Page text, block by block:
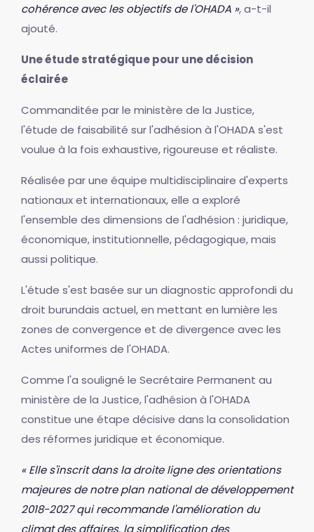
cohérence avec les objectifs de l'OHADA », a-t-il
ajouté.
Une étude stratégique pour une décision
éclairée
Commanditée par le ministère de la Justice,
l'étude de faisabilité sur l'adhésion à l'OHADA s'est
voulue à la fois exhaustive, rigoureuse et réaliste.
Réalisée par une équipe multidisciplinaire d'experts
nationaux et internationaux, elle a exploré
l'ensemble des dimensions de l'adhésion : juridique,
économique, institutionnelle, pédagogique, mais
aussi politique.
L'étude s'est basée sur un diagnostic approfondi du
droit burundais actuel, en mettant en lumière les
zones de convergence et de divergence avec les
Actes uniformes de l'OHADA.
Comme l'a souligné le Secrétaire Permanent au
ministère de la Justice, l'adhésion à l'OHADA
constitue une étape décisive dans la consolidation
des réformes juridique et économique.
« Elle s'inscrit dans la droite ligne des orientations
majeures de notre plan national de développement
2018-2027 qui recommande l'amélioration du
climat des affaires, la simplification des